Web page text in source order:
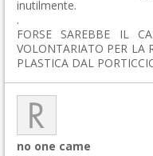
inutilmente.
.
FORSE SAREBBE IL
VOLONTARIATO PER LA
PLASTICA DAL
no one came